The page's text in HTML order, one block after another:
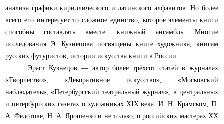
анализа графики кириллического и латинского алфавитов. Но более
всего его интересует то сложное единство, которое элементы книги
способны составлять вместе: книжный ансамбль. Многие
исследования Э. Кузнецова посвящены книге художника, книгам
русских футуристов, истории искусства книги в России.
Эраст Кузнецов — автор более трёхсот статейв журналах
«Творчество», «Декоративное искусство», «Московский
наблюдатель», «Петербургский театральный журнал», в центральных
и петербургских газетах о художниках XIX века: И. Н. Крамском, П.
А. Федотове, Н. А. Ярошенко и не только; о российских мастерах XX